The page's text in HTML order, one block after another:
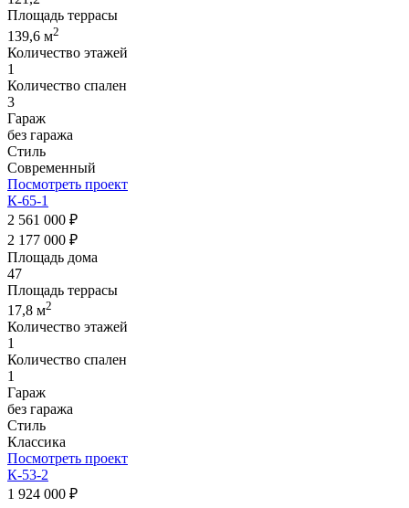
Площадь террасы
139,6 м2
Количество этажей
1
Количество спален
3
Гараж
без гаража
Стиль
Современный
Посмотреть проект
К-65-1
2 561 000 ₽
2 177 000 ₽
Площадь дома
47
Площадь террасы
17,8 м2
Количество этажей
1
Количество спален
1
Гараж
без гаража
Стиль
Классика
Посмотреть проект
К-53-2
1 924 000 ₽